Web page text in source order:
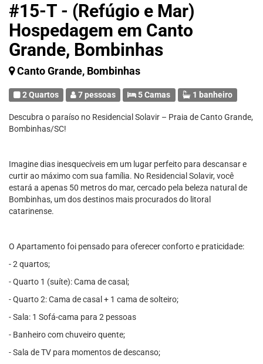
#15-T - (Refúgio e Mar)
Hospedagem em Canto
Grande, Bombinhas
Canto Grande, Bombinhas
2 Quartos 7 pessoas 5 Camas 1 banheiro
Descubra o paraíso no Residencial Solavir – Praia de Canto Grande,
Bombinhas/SC!
Imagine dias inesquecíveis em um lugar perfeito para descansar e
curtir ao máximo com sua família. No Residencial Solavir, você
estará a apenas 50 metros do mar, cercado pela beleza natural de
Bombinhas, um dos destinos mais procurados do litoral
catarinense.
O Apartamento foi pensado para oferecer conforto e praticidade:
- 2 quartos;
- Quarto 1 (suíte): Cama de casal;
- Quarto 2: Cama de casal + 1 cama de solteiro;
- Sala: 1 Sofá-cama para 2 pessoas
- Banheiro com chuveiro quente;
- Sala de TV para momentos de descanso;